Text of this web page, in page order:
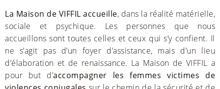
La Maison de VIFFIL accueille, dans la réalité matérielle,
sociale et psychique. Les personnes que nous
accueillons sont toutes celles et ceux qui s’y confient. Il
ne s’agit pas d’un foyer d’assistance, mais d’un lieu
d’élaboration et de renaissance. La Maison de VIFFIL a
pour but d’accompagner les femmes victimes de